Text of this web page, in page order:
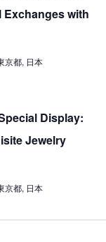
Exchanges with
京都, 日本
Display:
Jewelry
京都, 日本